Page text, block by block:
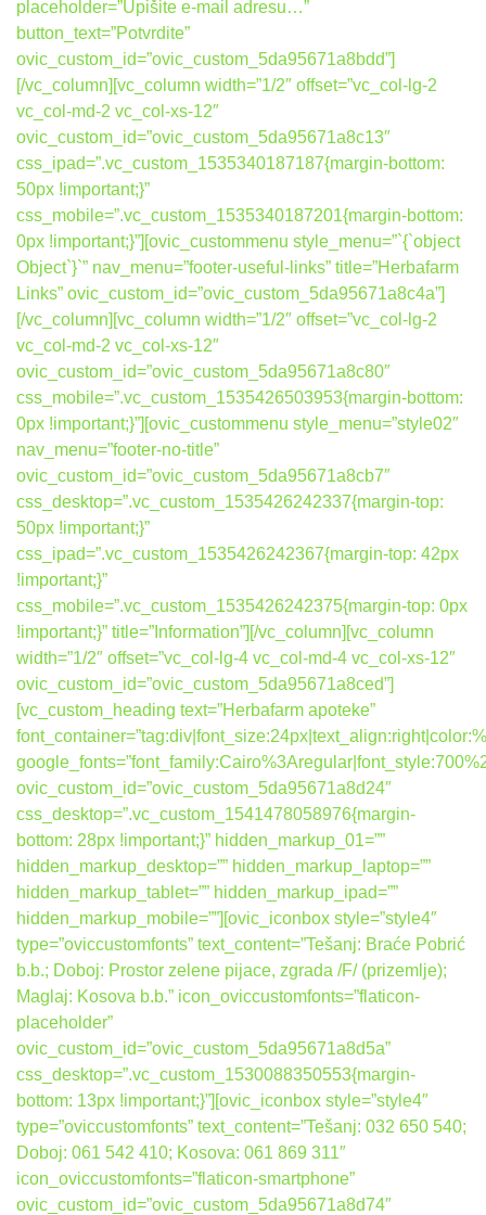
placeholder=”Upišite e-mail adresu…”
button_text=”Potvrdite”
ovic_custom_id=”ovic_custom_5da95671a8bdd”]
[/vc_column][vc_column width=”1/2″ offset=”vc_col-lg-2
vc_col-md-2 vc_col-xs-12″
ovic_custom_id=”ovic_custom_5da95671a8c13″
css_ipad=”.vc_custom_1535340187187{margin-bottom:
50px !important;}”
css_mobile=”.vc_custom_1535340187201{margin-bottom:
0px !important;}”][ovic_custommenu style_menu=”`{`object
Object`}`” nav_menu=”footer-useful-links” title=”Herbafarm
Links” ovic_custom_id=”ovic_custom_5da95671a8c4a”]
[/vc_column][vc_column width=”1/2″ offset=”vc_col-lg-2
vc_col-md-2 vc_col-xs-12″
ovic_custom_id=”ovic_custom_5da95671a8c80″
css_mobile=”.vc_custom_1535426503953{margin-bottom:
0px !important;}”][ovic_custommenu style_menu=”style02″
nav_menu=”footer-no-title”
ovic_custom_id=”ovic_custom_5da95671a8cb7″
css_desktop=”.vc_custom_1535426242337{margin-top:
50px !important;}”
css_ipad=”.vc_custom_1535426242367{margin-top: 42px
!important;}”
css_mobile=”.vc_custom_1535426242375{margin-top: 0px
!important;}” title=”Information”][/vc_column][vc_column
width=”1/2″ offset=”vc_col-lg-4 vc_col-md-4 vc_col-xs-12″
ovic_custom_id=”ovic_custom_5da95671a8ced”]
[vc_custom_heading text=”Herbafarm apoteke”
ovic_custom_id=”ovic_custom_5da95671a8d24″
css_desktop=”.vc_custom_1541478058976{margin-
bottom: 28px !important;}” hidden_markup_01=””
hidden_markup_desktop=”” hidden_markup_laptop=””
hidden_markup_tablet=”” hidden_markup_ipad=””
hidden_markup_mobile=””][ovic_iconbox style=”style4″
type=”oviccustomfonts” text_content=”Tešanj: Braće Pobrić
b.b.; Doboj: Prostor zelene pijace, zgrada /F/ (prizemlje);
Maglaj: Kosova b.b.” icon_oviccustomfonts=”flaticon-
placeholder”
ovic_custom_id=”ovic_custom_5da95671a8d5a”
css_desktop=”.vc_custom_1530088350553{margin-
bottom: 13px !important;}”][ovic_iconbox style=”style4″
type=”oviccustomfonts” text_content=”Tešanj: 032 650 540;
Doboj: 061 542 410; Kosova: 061 869 311″
icon_oviccustomfonts=”flaticon-smartphone”
ovic_custom_id=”ovic_custom_5da95671a8d74″